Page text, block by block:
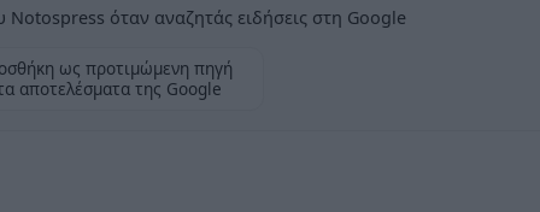
όταν αναζητάς ειδήσεις στη Google
ως προτιμώμενη πηγή
αποτελέσματα της Google